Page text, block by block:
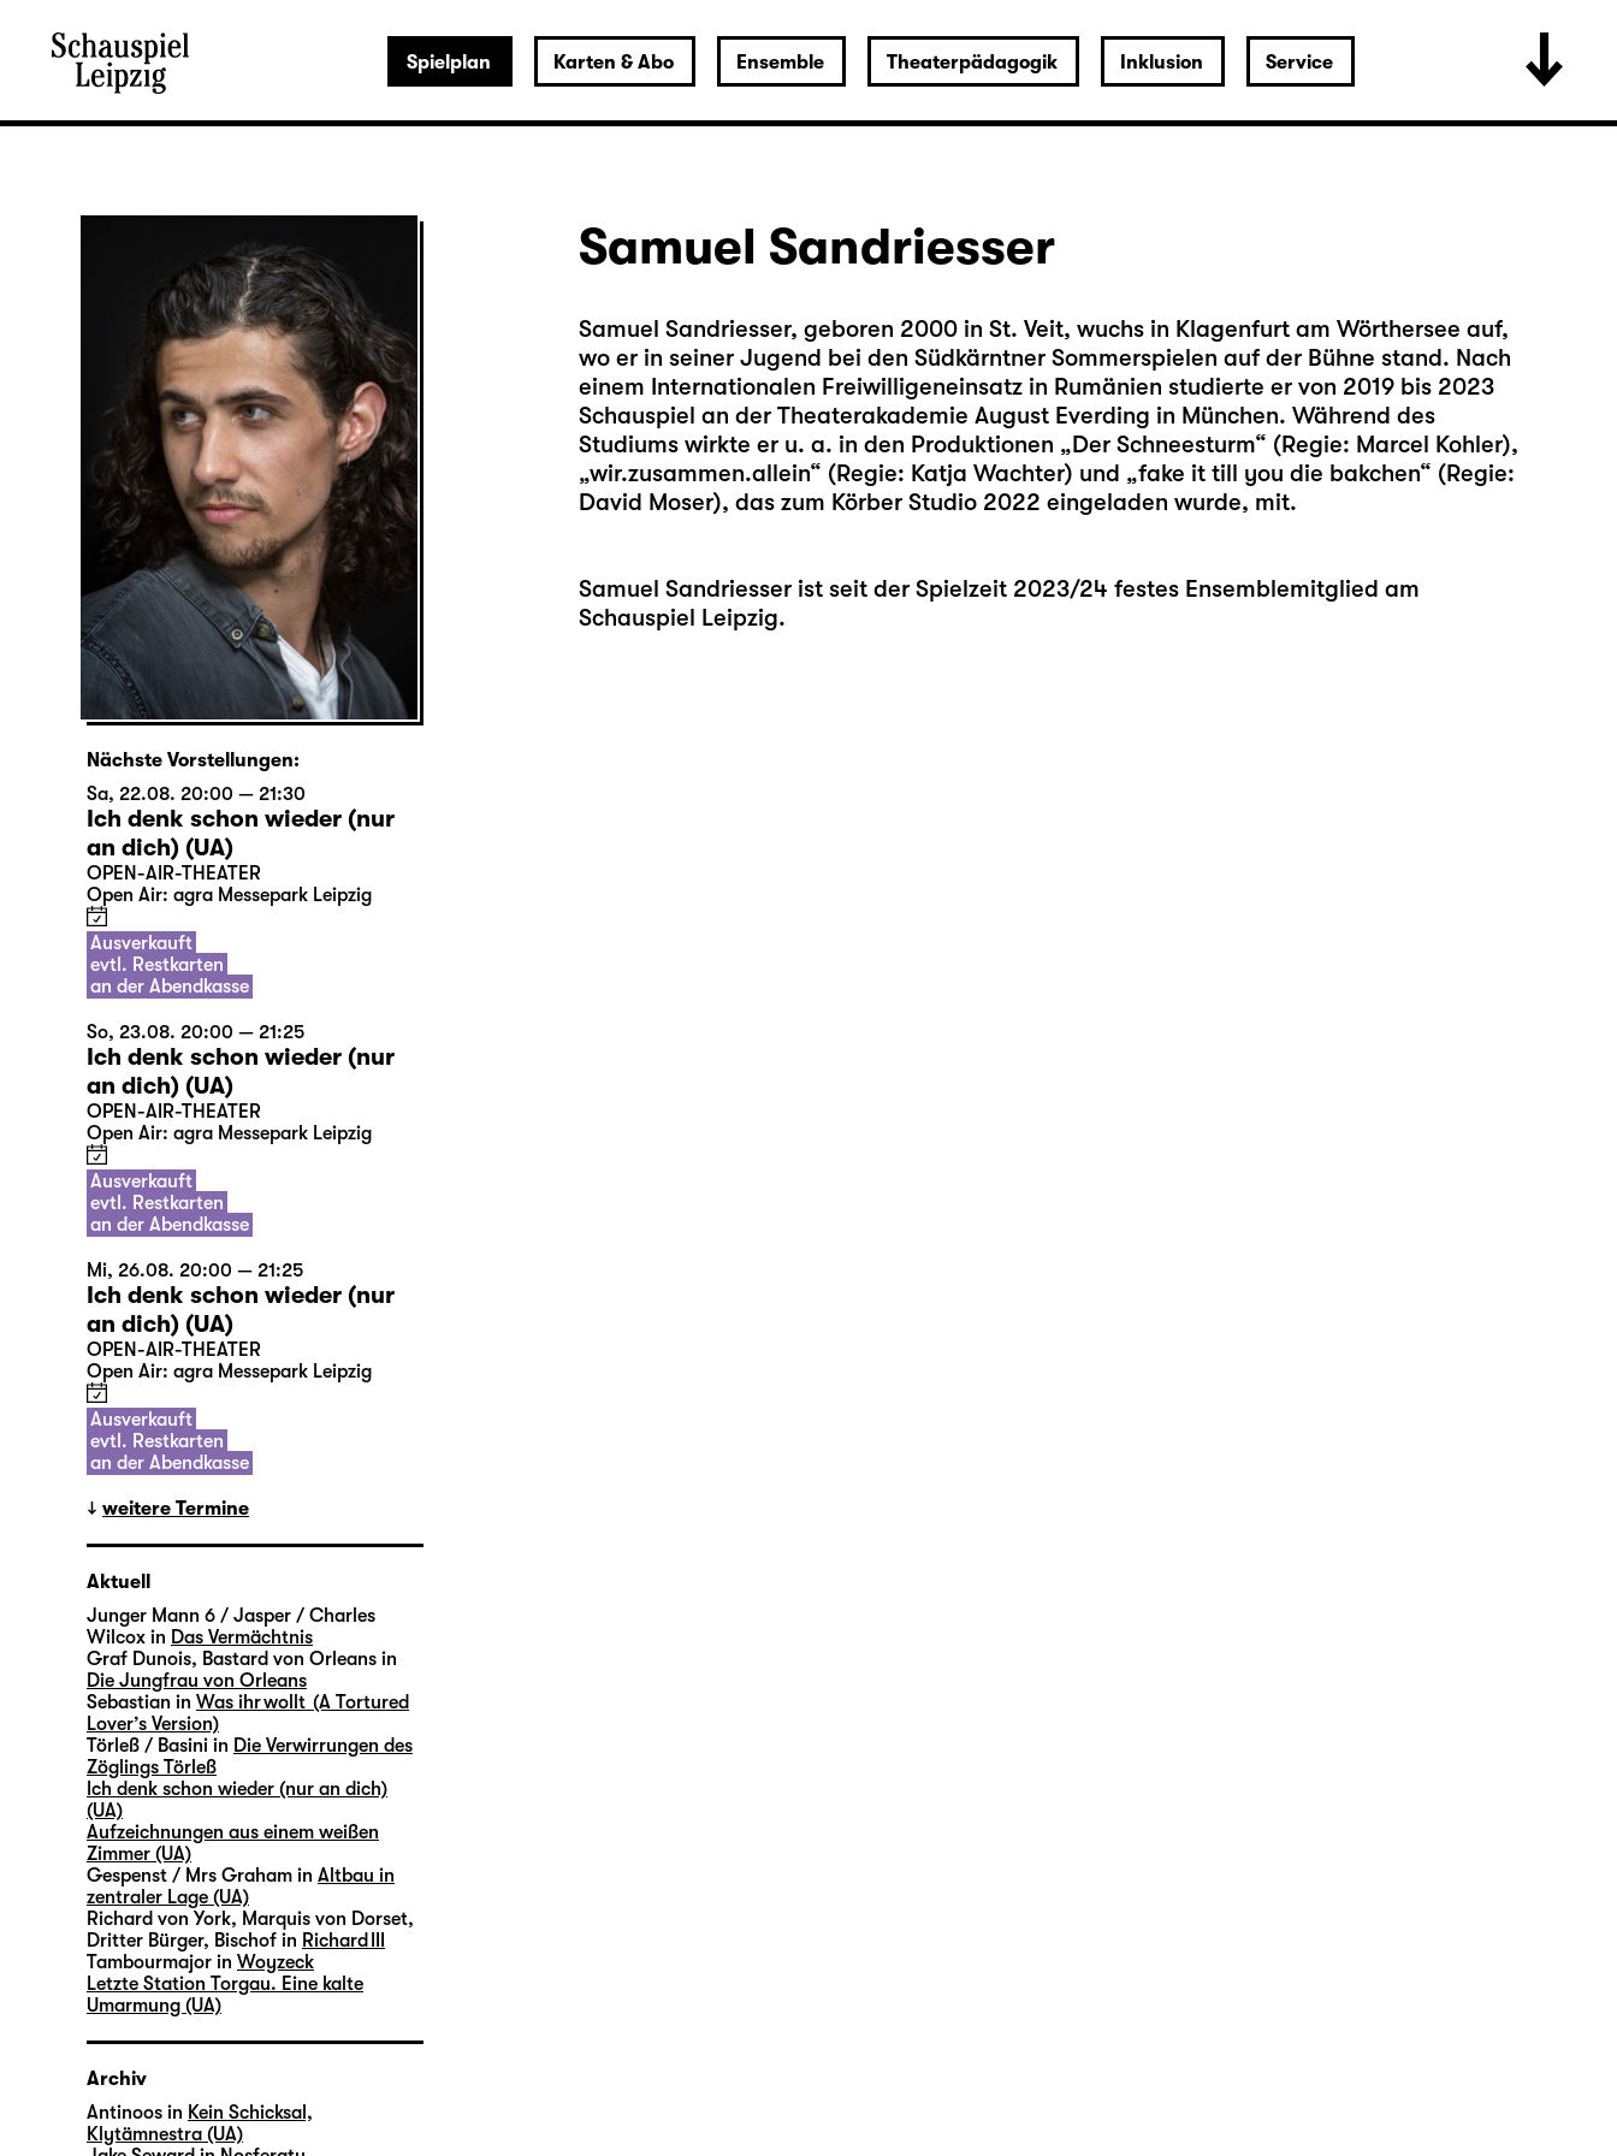
Spielplan Karten & Abo Ensemble Theaterpädagogik Inklusion Service
Samuel Sandriesser
Samuel Sandriesser, geboren 2000 in St. Veit, wuchs in Klagenfurt am Wörthersee auf,
wo er in seiner Jugend bei den Südkärntner Sommerspielen auf der Bühne stand. Nach
einem Internationalen Freiwilligeneinsatz in Rumänien studierte er von 2019 bis 2023
Schauspiel an der Theaterakademie August Everding in München. Während des
Studiums wirkte er u. a. in den Produktionen „Der Schneesturm“ (Regie: Marcel Kohler),
„wir.zusammen.allein“ (Regie: Katja Wachter) und „fake it till you die bakchen“ (Regie:
David Moser), das zum Körber Studio 2022 eingeladen wurde, mit.
Samuel Sandriesser ist seit der Spielzeit 2023/24 festes Ensemblemitglied am
Schauspiel Leipzig.
Nächste Vorstellungen:
Sa, 22.08. 20:00 — 21:30
Ich denk schon wieder (nur
an dich) (UA)
OPEN-AIR-THEATER
Open Air: agra Messepark Leipzig
Ausverkauft
evtl. Restkarten
an der Abendkasse
So, 23.08. 20:00 — 21:25
Ich denk schon wieder (nur
an dich) (UA)
OPEN-AIR-THEATER
Open Air: agra Messepark Leipzig
Ausverkauft
evtl. Restkarten
an der Abendkasse
Mi, 26.08. 20:00 — 21:25
Ich denk schon wieder (nur
an dich) (UA)
OPEN-AIR-THEATER
Open Air: agra Messepark Leipzig
Ausverkauft
evtl. Restkarten
an der Abendkasse
weitere Termine
Aktuell
Junger Mann 6 / Jasper / Charles
Wilcox in Das Vermächtnis
Graf Dunois, Bastard von Orleans in
Die Jungfrau von Orleans
Sebastian in Was ihr wollt (A Tortured
Lover’s Version)
Törleß / Basini in Die Verwirrungen des
Zöglings Törleß
Ich denk schon wieder (nur an dich)
(UA)
Aufzeichnungen aus einem weißen
Zimmer (UA)
Gespenst / Mrs Graham in Altbau in
zentraler Lage (UA)
Richard von York, Marquis von Dorset,
Dritter Bürger, Bischof in Richard III
Tambourmajor in Woyzeck
Letzte Station Torgau. Eine kalte
Umarmung (UA)
Archiv
Antinoos in Kein Schicksal,
Klytämnestra (UA)